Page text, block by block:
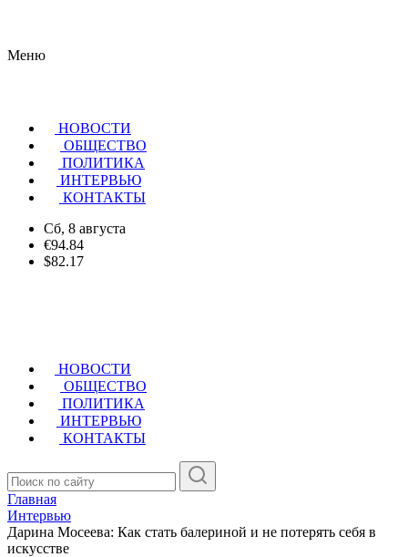
Меню
НОВОСТИ
ОБЩЕСТВО
ПОЛИТИКА
ИНТЕРВЬЮ
КОНТАКТЫ
Сб, 8 августа
€94.84
$82.17
НОВОСТИ
ОБЩЕСТВО
ПОЛИТИКА
ИНТЕРВЬЮ
КОНТАКТЫ
Главная
Интервью
Дарина Мосеева: Как стать балериной и не потерять себя в
искусстве